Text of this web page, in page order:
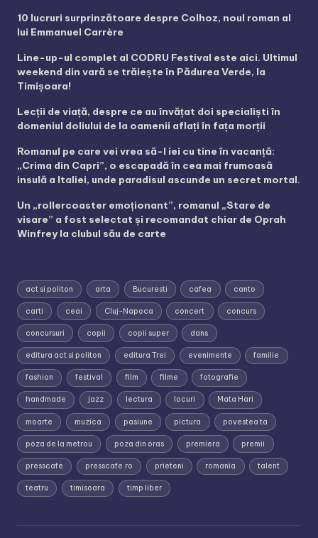
10 lucruri surprinzătoare despre Colhoz, noul roman al
lui Emmanuel Carrère
Line-up-ul complet al CODRU Festival este aici. Ultimul
weekend din vară se trăiește în Pădurea Verde, la
Timișoara!
Lecții de viață, despre ce au învățat doi specialiști în
domeniul doliului de la oamenii aflați în fața morții
Romanul pe care vei vrea să-l iei cu tine în vacanță:
„Crima din Capri”, o escapadă în cea mai frumoasă
insulă a Italiei, unde paradisul ascunde un secret mortal.
Un „rollercoaster emoționant”, romanul „Stare de
visare” a fost selectat și recomandat chiar de Oprah
Winfrey la clubul său de carte
act si politon arta Bucuresti cafea canto
carti ceai Cluj-Napoca concert concurs
concursuri copii copii super dans
editura act si politon editura Trei evenimente familie
fashion festival film filme fotografie
handmade jazz lectura locuri Mata Hari
moarte muzica pasiune pictura povestea ta
poza de la metrou poza din oras premiera premii
presscafe presscafe.ro prieteni romania talent
teatru timisoara timp liber